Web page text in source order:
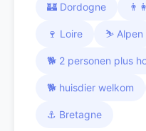
🏰 Dordogne
🍷 Loire ⛷️ Alpen
🐕 2 personen plus
🐕 huisdier welkom
⚓ Bretagne